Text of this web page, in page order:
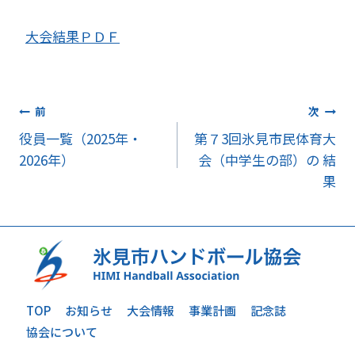
大会結果ＰＤＦ
投
稿
ゲ
ー
シ
前
役員一覧（2025年・
2026年）
次
第７3回氷見市民体育大
会（中学生の部）の 結
果
TOP お知らせ 大会情報 事業計画
記念誌
協会について